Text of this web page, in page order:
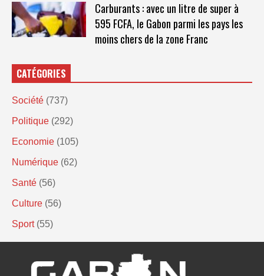
Carburants : avec un litre de super à
595 FCFA, le Gabon parmi les pays les
moins chers de la zone Franc
CATÉGORIES
Société (737)
Politique (292)
Economie (105)
Numérique (62)
Santé (56)
Culture (56)
Sport (55)